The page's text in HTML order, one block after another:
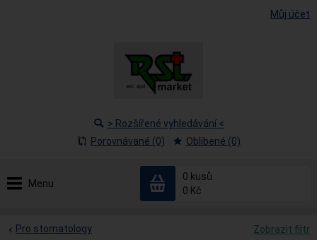
Můj účet
Menu
0 kusů
0 Kč
> Rozšířené vyhledávání <
Porovnávané (0)
Oblíbené (0)
Zobrazit filtr
Pro stomatology